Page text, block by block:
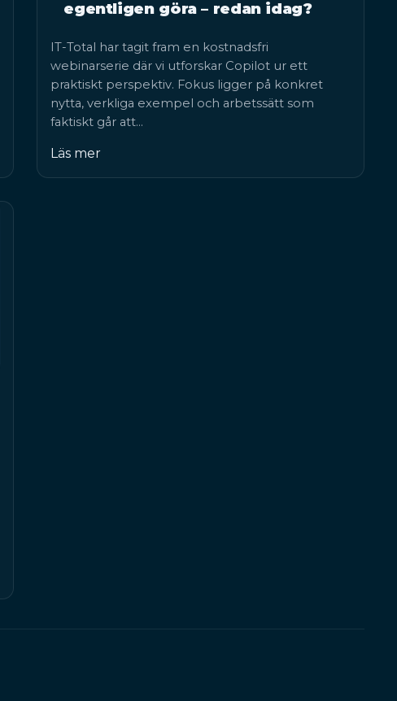
egentligen göra – redan idag?
IT-Total har tagit fram en kostnadsfri
webinarserie där vi utforskar Copilot ur ett
praktiskt perspektiv. Fokus ligger på konkret
nytta, verkliga exempel och arbetssätt som
faktiskt går att…
Läs mer